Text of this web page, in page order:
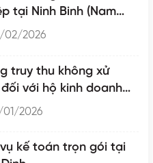
tại Ninh Binh (Nam
Hà Nam - Ninh Binh)
02/2026
truy thu không xử
với hộ kinh doanh
lên hộ khoán
01/2026
kế toán trọn gói tại